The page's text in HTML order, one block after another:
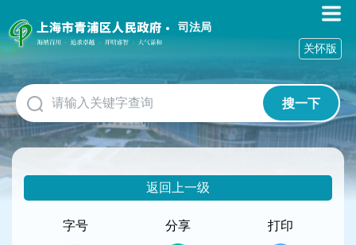
障
碍
作
说
明
跳
到
网
司法局
搜一下
关怀版
返回上一级
字号
分享 打印